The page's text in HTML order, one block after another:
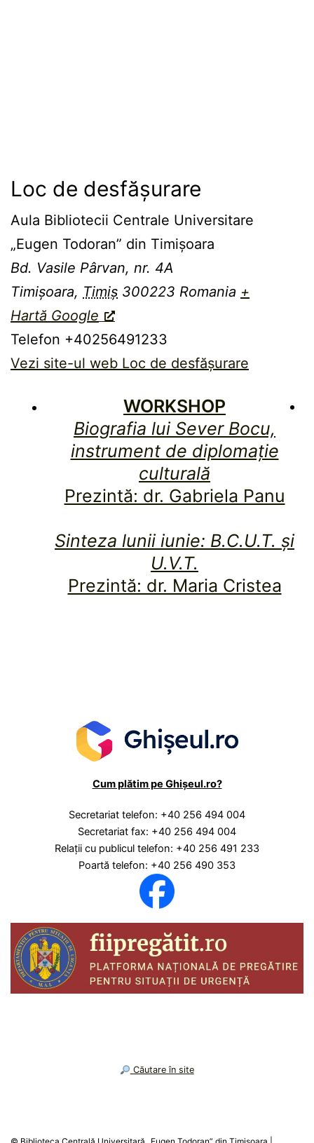
Loc de desfășurare
Aula Bibliotecii Centrale Universitare
„Eugen Todoran” din Timişoara
Bd. Vasile Pârvan, nr. 4A
Timișoara, Timiș 300223 Romania +
Hartă Google
Telefon +40256491233
Vezi site-ul web Loc de desfășurare
WORKSHOP
Biografia lui Sever Bocu,
instrument de diplomaţie
culturală
Prezintă: dr. Gabriela Panu
Sinteza lunii iunie: B.C.U.T. și
U.V.T.
Prezintă: dr. Maria Cristea
Cum plătim pe Ghișeul.ro?
Secretariat telefon: +40 256 494 004
Secretariat fax: +40 256 494 004
Relaţii cu publicul telefon: +40 256 491 233
Poartă telefon: +40 256 490 353
︎ Căutare în site